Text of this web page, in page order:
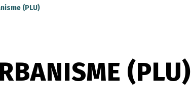
(PLU)
(PLU)